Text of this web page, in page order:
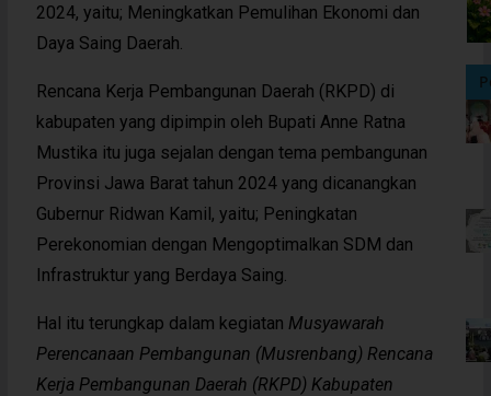
2024, yaitu; Meningkatkan Pemulihan Ekonomi dan
Daya Saing Daerah.
Rencana Kerja Pembangunan Daerah (RKPD) di
kabupaten yang dipimpin oleh Bupati Anne Ratna
Mustika itu juga sejalan dengan tema pembangunan
Provinsi Jawa Barat tahun 2024 yang dicanangkan
Gubernur Ridwan Kamil, yaitu; Peningkatan
Perekonomian dengan Mengoptimalkan SDM dan
Infrastruktur yang Berdaya Saing.
Hal itu terungkap dalam kegiatan Musyawarah
Perencanaan Pembangunan (Musrenbang) Rencana
Kerja Pembangunan Daerah (RKPD) Kabupaten